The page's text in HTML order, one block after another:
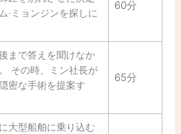
·ミョンジンを探しに
60分
まで答えを聞けなか
その時、ミン社長が
密な手術を提案す
65分
大型船舶に乗り込む